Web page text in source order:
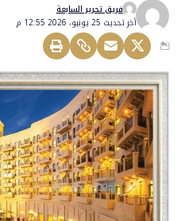
أخر تحديث 25 يونيو، 2026 12:55 م
فريق تحرير السابعة